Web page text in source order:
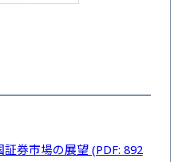
券市場の展望 (PDF: 892